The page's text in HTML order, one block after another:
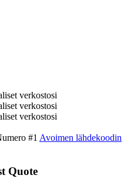
verkostosi
verkostosi
verkostosi
#1 Avoimen lähdekoodin
Quote